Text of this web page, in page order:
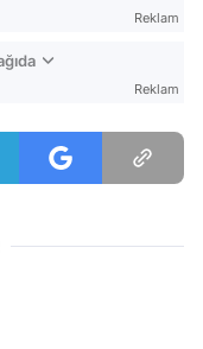
Reklam
Reklam